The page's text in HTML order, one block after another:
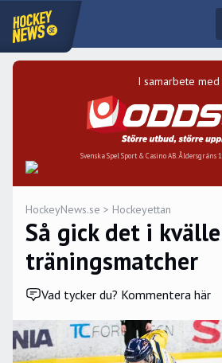
I samarbete med
Svenska Spel Sport & Casino AB. Åldersgräns
HockeyNews.se > Hockeyettan
Så gick det i
träningsmatcher
Vad tycker du? Kommentera här